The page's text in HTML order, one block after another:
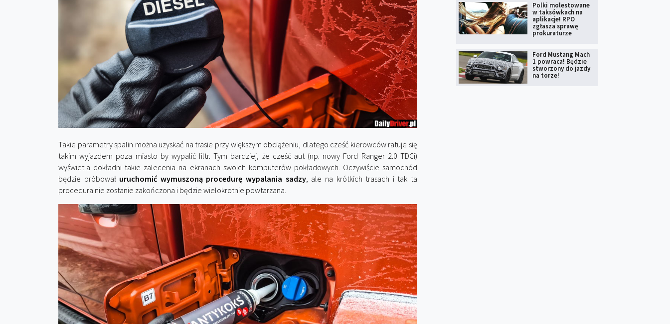
Takie parametry spalin można uzyskać na trasie przy większym obciążeniu, dlatego cześć kierowców ratuje się
takim wyjazdem poza miasto by wypalić filtr. Tym bardziej, że cześć aut (np. nowy Ford Ranger 2.0 TDCi)
wyświetla dokładni takie zalecenia na ekranach swoich komputerów pokładowych. Oczywiście samochód
będzie próbował uruchomić wymuszoną procedurę wypalania sadzy, ale na krótkich trasach i tak ta
procedura nie zostanie zakończona i będzie wielokrotnie powtarzana.
Polki molestowane
w taksówkach na
aplikacje! RPO
zgłasza sprawę
prokuraturze
Ford Mustang Mach
1 powraca! Będzie
stworzony do jazdy
na torze!